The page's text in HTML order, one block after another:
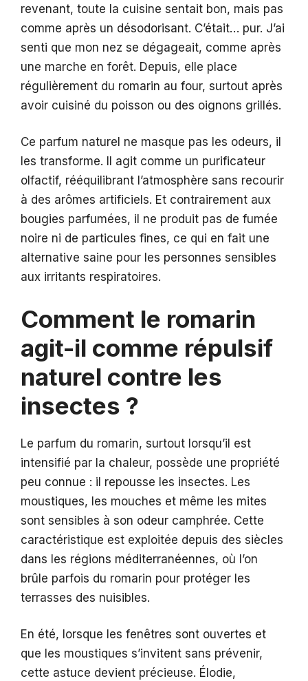
revenant, toute la cuisine sentait bon, mais pas
comme après un désodorisant. C’était… pur. J’ai
senti que mon nez se dégageait, comme après
une marche en forêt. Depuis, elle place
régulièrement du romarin au four, surtout après
avoir cuisiné du poisson ou des oignons grillés.
Ce parfum naturel ne masque pas les odeurs, il
les transforme. Il agit comme un purificateur
olfactif, rééquilibrant l’atmosphère sans recourir
à des arômes artificiels. Et contrairement aux
bougies parfumées, il ne produit pas de fumée
noire ni de particules fines, ce qui en fait une
alternative saine pour les personnes sensibles
aux irritants respiratoires.
Comment le romarin
agit-il comme répulsif
naturel contre les
insectes ?
Le parfum du romarin, surtout lorsqu’il est
intensifié par la chaleur, possède une propriété
peu connue : il repousse les insectes. Les
moustiques, les mouches et même les mites
sont sensibles à son odeur camphrée. Cette
caractéristique est exploitée depuis des siècles
dans les régions méditerranéennes, où l’on
brûle parfois du romarin pour protéger les
terrasses des nuisibles.
En été, lorsque les fenêtres sont ouvertes et
que les moustiques s’invitent sans prévenir,
cette astuce devient précieuse. Élodie,